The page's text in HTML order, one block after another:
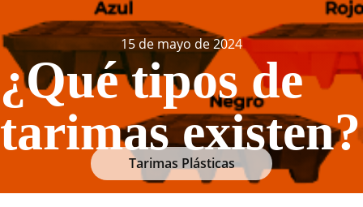
15 de mayo de 2024
¿Qué tipos de
tarimas existen?
Tarimas Plásticas